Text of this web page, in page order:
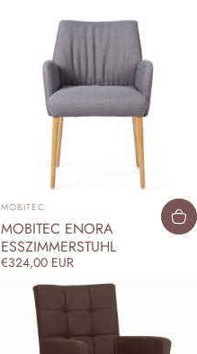
ANBIETER:
MOBITEC
MOBITEC ENORA
ESSZIMMERSTUHL
€324,00 EUR